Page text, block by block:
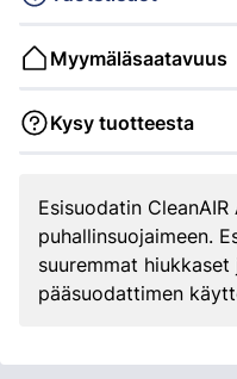
Myymäläsaatavuus
Kysy tuotteesta
Esisuodatin
puhallinsuojaimeen.
suuremmat
pääsuodattimen